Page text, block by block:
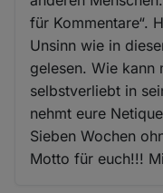
für Kommentare“.
Unsinn wie in
gelesen. Wie kann
selbstverliebt in
nehmt eure
Sieben Wochen
Motto für euch!!!